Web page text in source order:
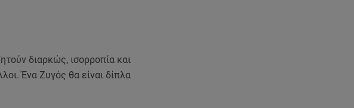
διαρκώς, ισορροπία και
Ένα Ζυγός θα είναι δίπλα